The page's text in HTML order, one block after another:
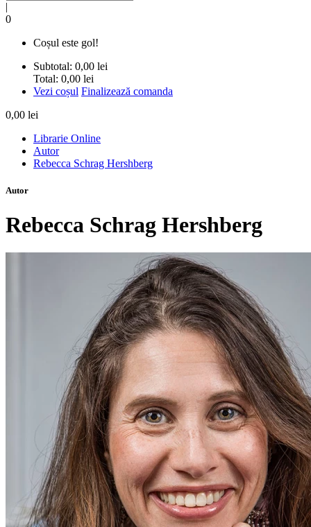
|
0
Coșul este gol!
Subtotal: 0,00 lei
Total: 0,00 lei
Vezi coșul Finalizează comanda
0,00 lei
Librarie Online
Autor
Rebecca Schrag Hershberg
Autor
Rebecca Schrag Hershberg